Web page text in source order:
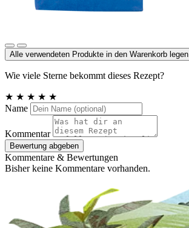
Alle verwendeten Produkte in den Warenkorb legen
Wie viele Sterne bekommt dieses Rezept?
★ ★ ★ ★ ★
Name
Kommentar
Bewertung abgeben
Kommentare & Bewertungen
Bisher keine Kommentare vorhanden.